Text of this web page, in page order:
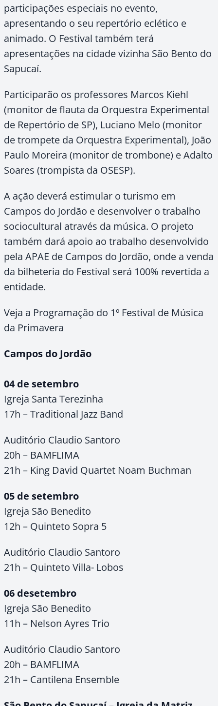
participações especiais no evento,
apresentando o seu repertório eclético e
animado. O Festival também terá
apresentações na cidade vizinha São Bento do
Sapucaí.
Participarão os professores Marcos Kiehl
(monitor de flauta da Orquestra Experimental
de Repertório de SP), Luciano Melo (monitor
de trompete da Orquestra Experimental), João
Paulo Moreira (monitor de trombone) e Adalto
Soares (trompista da OSESP).
A ação deverá estimular o turismo em
Campos do Jordão e desenvolver o trabalho
sociocultural através da música. O projeto
também dará apoio ao trabalho desenvolvido
pela APAE de Campos do Jordão, onde a venda
da bilheteria do Festival será 100% revertida a
entidade.
Veja a Programação do 1º Festival de Música
da Primavera
Campos do Jordão
04 de setembro
Igreja Santa Terezinha
17h – Traditional Jazz Band
Auditório Claudio Santoro
20h – BAMFLIMA
21h – King David Quartet Noam Buchman
05 de setembro
Igreja São Benedito
12h – Quinteto Sopra 5
Auditório Claudio Santoro
21h – Quinteto Villa- Lobos
06 desetembro
Igreja São Benedito
11h – Nelson Ayres Trio
Auditório Claudio Santoro
20h – BAMFLIMA
21h – Cantilena Ensemble